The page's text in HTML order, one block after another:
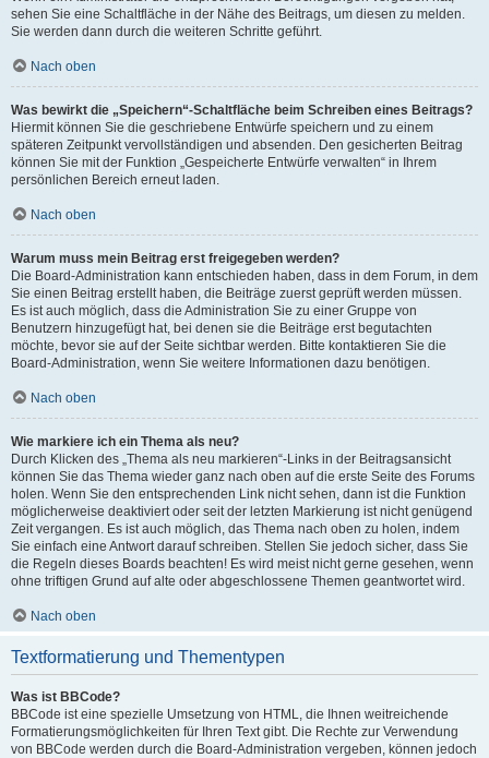
sehen Sie eine Schaltfläche in der Nähe des Beitrags, um diesen zu melden.
Sie werden dann durch die weiteren Schritte geführt.
Nach oben
Was bewirkt die „Speichern“-Schaltfläche beim Schreiben eines Beitrags?
Hiermit können Sie die geschriebene Entwürfe speichern und zu einem
späteren Zeitpunkt vervollständigen und absenden. Den gesicherten Beitrag
können Sie mit der Funktion „Gespeicherte Entwürfe verwalten“ in Ihrem
persönlichen Bereich erneut laden.
Nach oben
Warum muss mein Beitrag erst freigegeben werden?
Die Board-Administration kann entschieden haben, dass in dem Forum, in dem
Sie einen Beitrag erstellt haben, die Beiträge zuerst geprüft werden müssen.
Es ist auch möglich, dass die Administration Sie zu einer Gruppe von
Benutzern hinzugefügt hat, bei denen sie die Beiträge erst begutachten
möchte, bevor sie auf der Seite sichtbar werden. Bitte kontaktieren Sie die
Board-Administration, wenn Sie weitere Informationen dazu benötigen.
Nach oben
Wie markiere ich ein Thema als neu?
Durch Klicken des „Thema als neu markieren“-Links in der Beitragsansicht
können Sie das Thema wieder ganz nach oben auf die erste Seite des Forums
holen. Wenn Sie den entsprechenden Link nicht sehen, dann ist die Funktion
möglicherweise deaktiviert oder seit der letzten Markierung ist nicht genügend
Zeit vergangen. Es ist auch möglich, das Thema nach oben zu holen, indem
Sie einfach eine Antwort darauf schreiben. Stellen Sie jedoch sicher, dass Sie
die Regeln dieses Boards beachten! Es wird meist nicht gerne gesehen, wenn
ohne triftigen Grund auf alte oder abgeschlossene Themen geantwortet wird.
Nach oben
Textformatierung und Thementypen
Was ist BBCode?
BBCode ist eine spezielle Umsetzung von HTML, die Ihnen weitreichende
Formatierungsmöglichkeiten für Ihren Text gibt. Die Rechte zur Verwendung
von BBCode werden durch die Board-Administration vergeben, können jedoch